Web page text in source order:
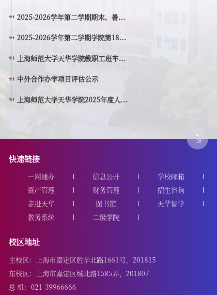
2025-2026学年第二学期期末、暑...
2025-2026学年第二学期学院第18...
上海师范大学天华学院教职工班车...
中外合作办学项目评估公示
上海师范大学天华学院2025年度人...
快速链接
一网通办 信息公开
学校邮箱
资产管理
财务管理
招生咨询
走进天华
图书馆
天华智学
教务系统
二级学院
校区地址
主校区：上海市嘉定区胜辛北路1661号，201815
东校区：上海市嘉定区城北路1585弄，201807
总 机：021-39966666